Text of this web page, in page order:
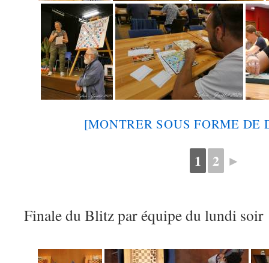
[MONTRER SOUS FORME
1 2 ►
Finale du Blitz par équipe du lundi soir